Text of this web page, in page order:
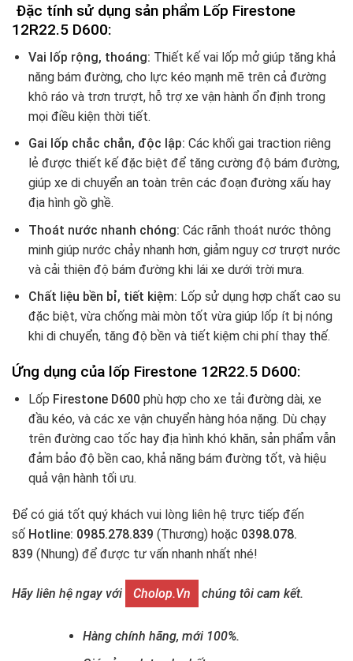
Đặc tính sử dụng sản phẩm Lốp Firestone
12R22.5 D600:
Vai lốp rộng, thoáng: Thiết kế vai lốp mở giúp tăng khả
năng bám đường, cho lực kéo mạnh mẽ trên cả đường
khô ráo và trơn trượt, hỗ trợ xe vận hành ổn định trong
mọi điều kiện thời tiết.
Gai lốp chắc chắn, độc lập: Các khối gai traction riêng
lẻ được thiết kế đặc biệt để tăng cường độ bám đường,
giúp xe di chuyển an toàn trên các đoạn đường xấu hay
địa hình gồ ghề.
Thoát nước nhanh chóng: Các rãnh thoát nước thông
minh giúp nước chảy nhanh hơn, giảm nguy cơ trượt nước
và cải thiện độ bám đường khi lái xe dưới trời mưa.
Chất liệu bền bỉ, tiết kiệm: Lốp sử dụng hợp chất cao su
đặc biệt, vừa chống mài mòn tốt vừa giúp lốp ít bị nóng
khi di chuyển, tăng độ bền và tiết kiệm chi phí thay thế.
Ứng dụng của lốp Firestone 12R22.5 D600:
Lốp Firestone D600 phù hợp cho xe tải đường dài, xe
đầu kéo, và các xe vận chuyển hàng hóa nặng. Dù chạy
trên đường cao tốc hay địa hình khó khăn, sản phẩm vẫn
đảm bảo độ bền cao, khả năng bám đường tốt, và hiệu
quả vận hành tối ưu.
Để có giá tốt quý khách vui lòng liên hệ trực tiếp đến
số Hotline: 0985.278.839 (Thương) hoặc 0398.078.
839 (Nhung) để được tư vấn nhanh nhất nhé!
Hãy liên hệ ngay với Cholop.vn chúng tôi cam kết.
Hàng chính hãng, mới 100%.